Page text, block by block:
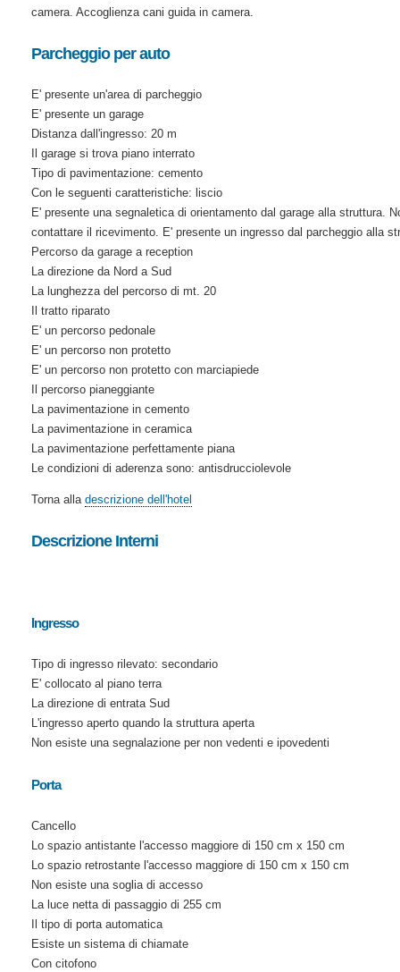
camera. Accoglienza cani guida in camera.
Parcheggio per auto
E' presente un'area di parcheggio
E' presente un garage
Distanza dall'ingresso: 20 m
Il garage si trova piano interrato
Tipo di pavimentazione: cemento
Con le seguenti caratteristiche: liscio
E' presente una segnaletica di orientamento dal garage alla struttura.
contattare il ricevimento. E' presente un ingresso dal parcheggio alla
Percorso da garage a reception
La direzione da Nord a Sud
La lunghezza del percorso di mt. 20
Il tratto riparato
E' un percorso pedonale
E' un percorso non protetto
E' un percorso non protetto con marciapiede
Il percorso pianeggiante
La pavimentazione in cemento
La pavimentazione in ceramica
La pavimentazione perfettamente piana
Le condizioni di aderenza sono: antisdrucciolevole
Torna alla descrizione dell'hotel
Descrizione Interni
Ingresso
Tipo di ingresso rilevato: secondario
E' collocato al piano terra
La direzione di entrata Sud
L'ingresso aperto quando la struttura aperta
Non esiste una segnalazione per non vedenti e ipovedenti
Porta
Cancello
Lo spazio antistante l'accesso maggiore di 150 cm x 150 cm
Lo spazio retrostante l'accesso maggiore di 150 cm x 150 cm
Non esiste una soglia di accesso
La luce netta di passaggio di 255 cm
Il tipo di porta automatica
Esiste un sistema di chiamate
Con citofono